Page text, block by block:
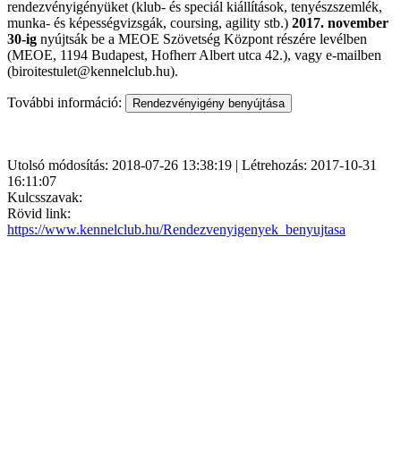
rendezvényigényüket (klub- és speciál kiállítások, tenyészszemlék,
munka- és képességvizsgák, coursing, agility stb.) 2017. november
30-ig nyújtsák be a MEOE Szövetség Központ részére levélben
(MEOE, 1194 Budapest, Hofherr Albert utca 42.), vagy e-mailben
(biroitestulet@kennelclub.hu).
További információ:
Utolsó módosítás: 2018-07-26 13:38:19 | Létrehozás: 2017-10-31
16:11:07
Kulcsszavak:
Rövid link:
https://www.kennelclub.hu/Rendezvenyigenyek_benyujtasa